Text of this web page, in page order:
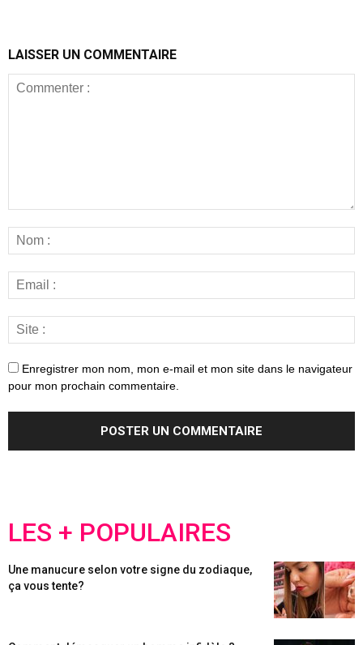
LAISSER UN COMMENTAIRE
Enregistrer mon nom, mon e-mail et mon site dans le navigateur
pour mon prochain commentaire.
LES + POPULAIRES
Une manucure selon votre signe du zodiaque,
ça vous tente?